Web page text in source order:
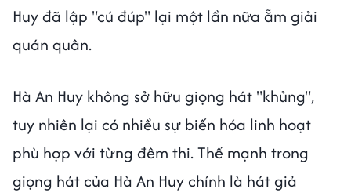
Huy đã lập "cú đúp" lại một lần nữa ẵm giải
quán quân.
Hà An Huy không sở hữu giọng hát "khủng",
tuy nhiên lại có nhiều sự biến hóa linh hoạt
phù hợp với từng đêm thi. Thế mạnh trong
giọng hát của Hà An Huy chính là hát giả